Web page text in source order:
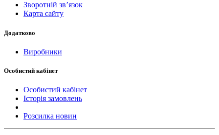
Зворотній зв’язок
Карта сайту
Додатково
Виробники
Особистий кабінет
Особистий кабінет
Історія замовлень
Розсилка новин